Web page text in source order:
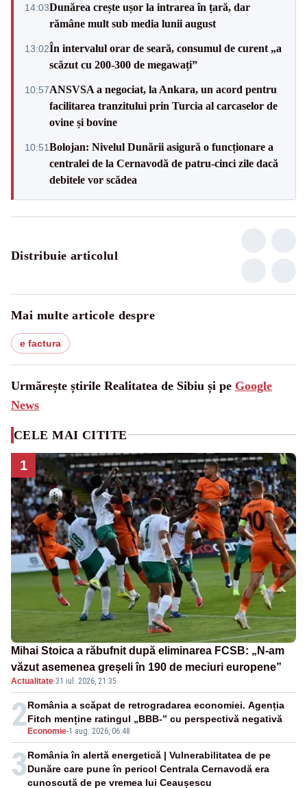
14:03Dunărea crește ușor la intrarea în țară, dar
rămâne mult sub media lunii august
13:02În intervalul orar de seară, consumul de curent „a
scăzut cu 200-300 de megawați”
10:57ANSVSA a negociat, la Ankara, un acord pentru
facilitarea tranzitului prin Turcia al carcaselor de
ovine și bovine
10:51Bolojan: Nivelul Dunării asigură o funcționare a
centralei de la Cernavodă de patru-cinci zile dacă
debitele vor scădea
Distribuie articolul
Mai multe articole despre
e factura
Urmărește știrile Realitatea de Sibiu și pe Google
News
CELE MAI CITITE
1
Mihai Stoica a răbufnit după eliminarea FCSB: „N-am
văzut asemenea greșeli în 190 de meciuri europene”
Actualitate·31 iul. 2026, 21:35
2 Economie-1 aug. 2026, 06:48
România a scăpat de retrogradarea economiei. Agenția
Fitch menține ratingul „BBB-” cu perspectivă negativă
3România în alertă energetică | Vulnerabilitatea de pe
Dunăre care pune în pericol Centrala Cernavodă era
cunoscută de pe vremea lui Ceaușescu